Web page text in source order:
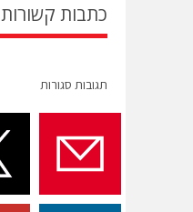
כתבות קשורות
תגובות סגורות